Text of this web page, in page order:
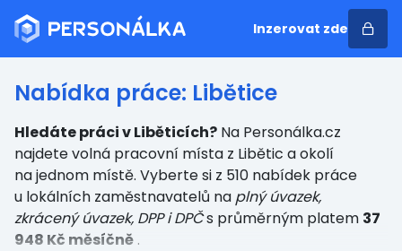
Inzerovat zde
Nabídka práce: Libětice
Hledáte práci v Liběticích? Na Personálka.cz
najdete volná pracovní místa z Libětic a okolí
na jednom místě. Vyberte si z 510 nabídek práce
u lokálních zaměstnavatelů na plný úvazek,
zkrácený úvazek, DPP i DPČs průměrným platem 37
948 Kč měsíčně .